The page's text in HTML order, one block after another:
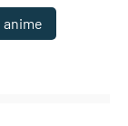
anime